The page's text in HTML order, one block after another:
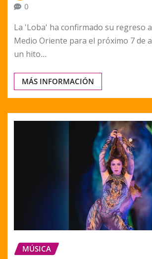
0
La 'Loba' ha confirmado su regreso
Medio Oriente para el próximo 7 de
un hito…
MÁS INFORMACIÓN
MÚSICA